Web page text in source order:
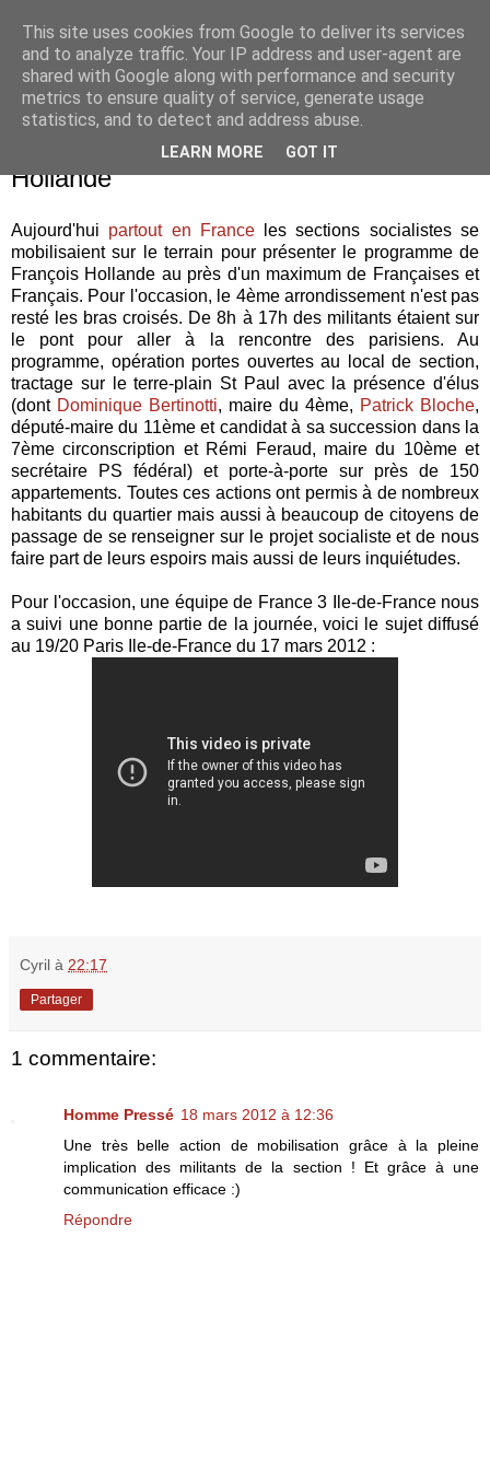
Je pense donc j'écris
samedi 17 mars 2012
Le 4ème en action pour François
Hollande
Aujourd'hui partout en Franceles sections socialistes se
mobilisaient sur le terrain pour présenter le programme de
François Hollande au près d'un maximum de Françaises et
Français. Pour l'occasion, le 4ème arrondissement n'est pas
resté les bras croisés. De 8h à 17h des militants étaient sur
le pont pour aller à la rencontre des parisiens. Au
programme, opération portes ouvertes au local de section,
tractage sur le terre-plain St Paul avec la présence d'élus
(dont Dominique Bertinotti, maire du 4ème, Patrick Bloche,
député-maire du 11ème et candidat à sa succession dans la
7ème circonscription et Rémi Feraud, maire du 10ème et
secrétaire PS fédéral) et porte-à-porte sur près de 150
appartements. Toutes ces actions ont permis à de nombreux
habitants du quartier mais aussi à beaucoup de citoyens de
passage de se renseigner sur le projet socialiste et de nous
faire part de leurs espoirs mais aussi de leurs inquiétudes.
Pour l'occasion, une équipe de France 3 Ile-de-France nous
a suivi une bonne partie de la journée, voici le sujet diffusé
au 19/20 Paris Ile-de-France du 17 mars 2012 :
Cyril à 22:17
Partager
1 commentaire:
Homme Pressé 18 mars 2012 à 12:36
Une très belle action de mobilisation grâce à la pleine
implication des militants de la section ! Et grâce à une
communication efficace :)
Répondre
This site uses cookies from Google to deliver its services
and to analyze traffic. Your IP address and user-agent are
shared with Google along with performance and security
metrics to ensure quality of service, generate usage
statistics, and to detect and address abuse.
LEARN MORE GOT IT